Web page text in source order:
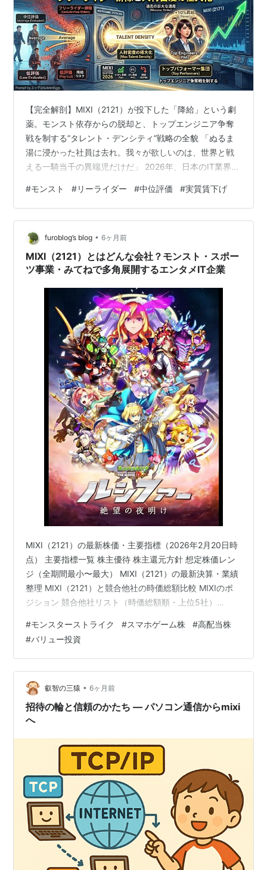
【完全解剖】MIXI（2121）が投下した「降給」という劇
薬。モンスト依存からの脱却と、トップエンジニア争奪
戦を制する“タレント・デンシティ”戦略の全貌 「ぬるま
湯に浸かった社員は去れ。我々が欲しいのは、世界と戦
える一騎当千の異端児だけだ」 2026年、日本のIT業界に
MIXI（2121）が4月から導入する、最大10%の昇給と、中
位評価の「昇給ゼロ」、そして低評価の「大幅な降給」
を組み合わせた、極めてメリハリの強い新人事制度で
す。 「終身雇用」と「横並びの賃金」が色濃く残る日本
企業において、堂々と「降給（給与カット）」を明言す
る企業は稀です。多くの…
#モンスト #リーライダー #中位評価 #実質賃下げ
furoblog’s blog • 6ヶ月前
MIXI（2121）とはどんな会社？モンスト・スポー
ツ事業・みてねで多角展開するエンタメIT企業
MIXI（2121）の最新株価・主要指標（2026年2月20日時
点） 主要指標一覧 株主優待 株主還元方針 想定株価レン
ジ（全期間最小〜最大） MIXI（2121）の最新決算・業績
整理 MIXI（2121）と競合他社の時価総額比較 MIXIのポ
ジション 競合他社リスト（時価総額順・上位5社）
度） 中期シナリオ（6ヶ月〜1年程度） 長期シナリオ
（2〜3年以上） 割安と考えられる株価水準
MIXI（2121）はこんな人向きか—投資スタイルで考える
向いている投資スタイル 向いていない可能性のある投資
スタイル モンスト後の「次の柱」を育て…
#モンスターストライク #スマホゲーム株 #高配当株
#バリュー投資
叡智の三猿 • 6ヶ月前
招待の輪と信頼のかたち ― パソコン通信からmixi
へ